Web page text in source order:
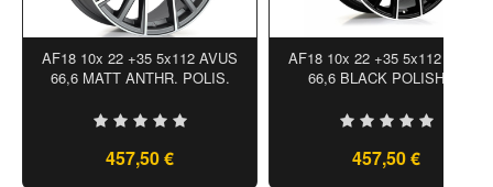
AF18 10x 22 +35 5x112 AVUS
66,6 MATT ANTHR. POLIS.
457,50 €
AF18 10x 22 +35 5x112 AVUS
66,6 BLACK POLISHED
457,50 €